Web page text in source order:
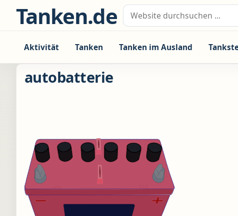
Zum Inhalt springen
Tanken.de Suche nach:
Aktivität Tanken Tanken im Ausland
autobatterie